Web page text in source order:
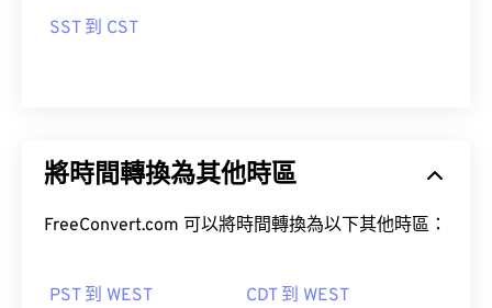
SST 到 CST
將時間轉換為其他時區
FreeConvert.com 可以將時間轉換為以下其他時區：
PST 到 WEST CDT 到 WEST